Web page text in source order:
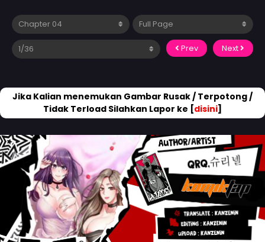
Prev Next
Jika Kalian menemukan Gambar Rusak / Terpotong /
Tidak Terload Silahkan Lapor ke [disini]